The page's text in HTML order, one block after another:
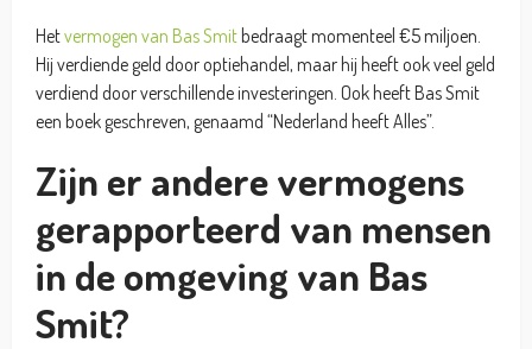
Hetvermogen van Bas Smitbedraagt momenteel €5 miljoen.
Hij verdiende geld door optiehandel, maar hij heeft ook veel geld
verdiend door verschillende investeringen. Ook heeft Bas Smit
een boek geschreven, genaamd “Nederland heeft Alles”.
Zijn er andere vermogens
gerapporteerd van mensen
in de omgeving van Bas
Smit?